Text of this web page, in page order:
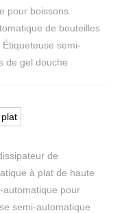
pour boissons
de bouteilles
Étiqueteuse semi-
de gel douche
de
à plat de haute
automatique pour
semi-automatique